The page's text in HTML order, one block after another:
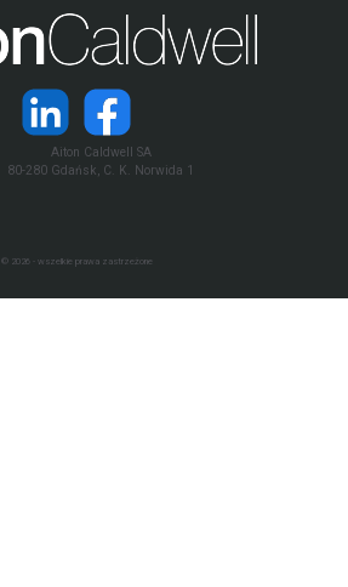
Aiton Caldwell SA
80-280 Gdańsk, C. K. Norwida 1
© 2026 - wszelkie prawa zastrzeżone